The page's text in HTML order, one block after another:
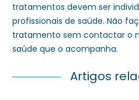
tratamentos devem ser
profissionais de saúde. Não
tratamento sem contactar o
saúde que o acompanha.
Artigos